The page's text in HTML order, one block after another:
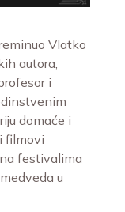
Vlatko
autora,
i
domaće i
filmovi
festivalima
u